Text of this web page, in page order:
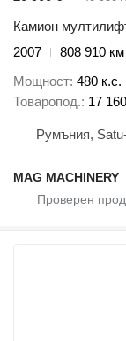
Камион
2007
808 910 км
Мощност 480 к.с.
Товаропод. 17
Румъния,
MAG MACHINERY